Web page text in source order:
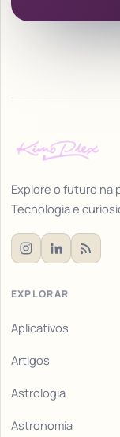
Explore o futuro na
Tecnologia e
EXPLORAR
Aplicativos
Artigos
Astrologia
Astronomia